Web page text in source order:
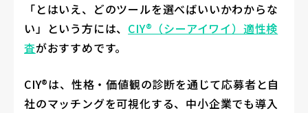
「とはいえ、どのツールを選べばいいかわからな
い」という方には、 CIY®（シーアイワイ）適性検
査がおすすめです。
CIY®は、性格・価値観の診断を通じて応募者と自
社のマッチングを可視化する、中小企業でも導入